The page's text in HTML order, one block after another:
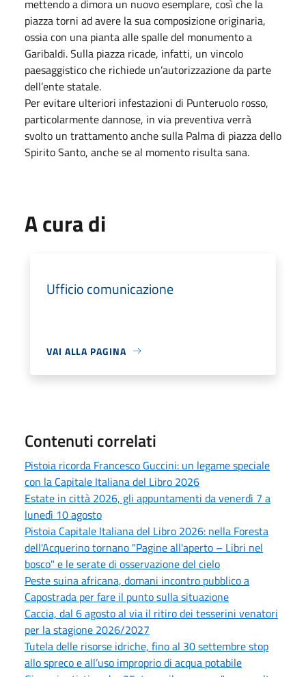
mettendo a dimora un nuovo esemplare, così che la
piazza torni ad avere la sua composizione originaria,
ossia con una pianta alle spalle del monumento a
Garibaldi. Sulla piazza ricade, infatti, un vincolo
paesaggistico che richiede un’autorizzazione da parte
dell’ente statale.
Per evitare ulteriori infestazioni di Punteruolo rosso,
particolarmente dannose, in via preventiva verrà
svolto un trattamento anche sulla Palma di piazza dello
Spirito Santo, anche se al momento risulta sana.
A cura di
Ufficio comunicazione
VAI ALLA PAGINA
Contenuti correlati
Pistoia ricorda Francesco Guccini: un legame speciale
con la Capitale Italiana del Libro 2026
Estate in città 2026, gli appuntamenti da venerdì 7 a
lunedì 10 agosto
Pistoia Capitale Italiana del Libro 2026: nella Foresta
dell'Acquerino tornano "Pagine all'aperto – Libri nel
bosco" e le serate di osservazione del cielo
Peste suina africana, domani incontro pubblico a
Capostrada per fare il punto sulla situazione
Caccia, dal 6 agosto al via il ritiro dei tesserini venatori
per la stagione 2026/2027
Tutela delle risorse idriche, fino al 30 settembre stop
allo spreco e all’uso improprio di acqua potabile